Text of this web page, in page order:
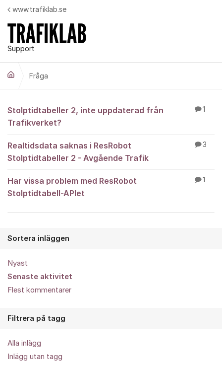
Hoppa till innehåll
Support
www.trafiklab.se
Fråga
Fråga
Stolptidtabeller 2, inte uppdaterad från
Trafikverket?
1
Realtidsdata saknas i ResRobot
Stolptidtabeller 2 - Avgående Trafik
3
Har vissa problem med ResRobot
Stolptidtabell-APIet
1
Sortera inläggen
Nyast
Senaste aktivitet
Flest kommentarer
Filtrera på tagg
Alla inlägg
Inlägg utan tagg